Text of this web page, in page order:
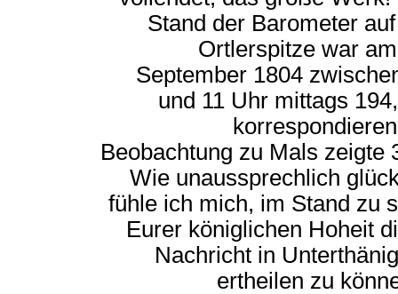
Stand der Barometer
Ortlerspitze war
September 1804
und 11 Uhr mittags
Beobachtung zu Mals zeigte
Wie unaussprechlich
fühle ich mich, im Stand zu
Eurer königlichen Hoheit
Nachricht in
ertheilen zu